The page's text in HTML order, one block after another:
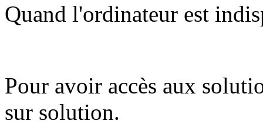
Quand l'ordinateur est
Pour avoir accès aux
sur solution.